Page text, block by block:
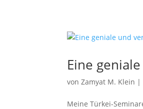
Eine
vonZamyat M. Klein |
Meine Türkei-